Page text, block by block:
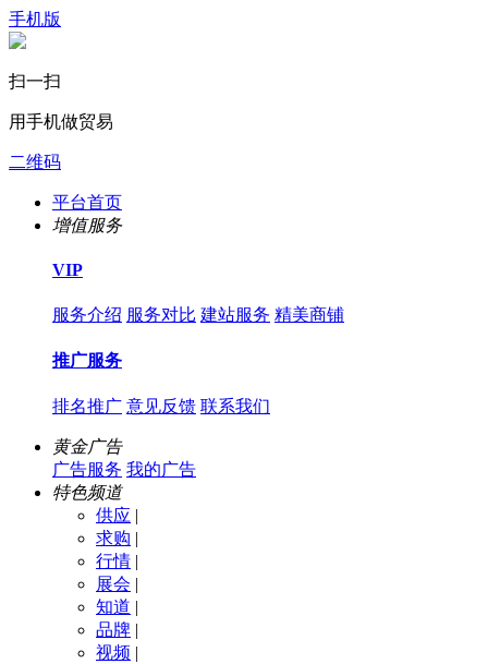
手机版
扫一扫
用手机做贸易
二维码
平台首页
增值服务
VIP
服务介绍 服务对比 建站服务 精美商铺
推广服务
排名推广 意见反馈 联系我们
黄金广告
广告服务 我的广告
特色频道
供应 |
求购 |
行情 |
展会 |
知道 |
品牌 |
视频 |